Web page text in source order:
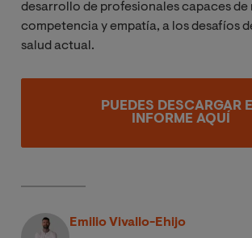
desarrollo de profesionales capaces de
competencia y empatía, a los desafíos
salud actual.
PUEDES DESCARGAR
INFORME AQUÍ
Emilio Vivallo-Ehijo